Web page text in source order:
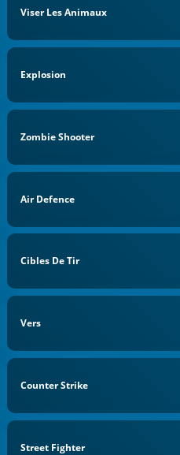
Viser Les Animaux
Explosion
Zombie Shooter
Air Defence
Cibles De Tir
Vers
Counter Strike
Street Fighter